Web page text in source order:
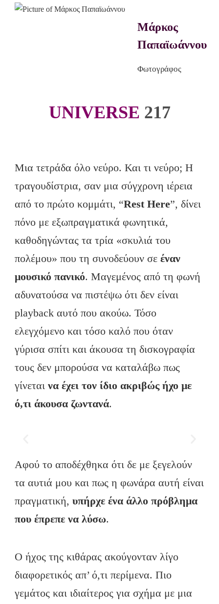
Μάρκος
Παπαϊωάννου
Φωτογράφος
UNIVERSE 217
Μια τετράδα όλο νεύρο. Και τι νεύρο; Η
τραγουδίστρια, σαν μια σύγχρονη ιέρεια
από το πρώτο κομμάτι, “Rest Here”, δίνει
πόνο με εξωπραγματικά φωνητικά,
καθοδηγώντας τα τρία «σκυλιά του
πολέμου» που τη συνοδεύουν σε έναν
μουσικό πανικό. Μαγεμένος από τη φωνή
αδυνατούσα να πιστέψω ότι δεν είναι
playback αυτό που ακούω. Τόσο
ελεγχόμενο και τόσο καλό που όταν
γύρισα σπίτι και άκουσα τη δισκογραφία
τους δεν μπορούσα να καταλάβω πως
γίνεται να έχει τον ίδιο ακριβώς ήχο με
ό,τι άκουσα ζωντανά.
Αφού το αποδέχθηκα ότι δε με ξεγελούν
τα αυτιά μου και πως η φωνάρα αυτή είναι
πραγματική, υπήρχε ένα άλλο πρόβλημα
που έπρεπε να λύσω.
Ο ήχος της κιθάρας ακούγονταν λίγο
διαφορετικός απ’ ό,τι περίμενα. Πιο
γεμάτος και ιδιαίτερος για σχήμα με μια